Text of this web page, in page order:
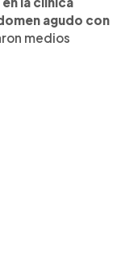
agudo con
medios